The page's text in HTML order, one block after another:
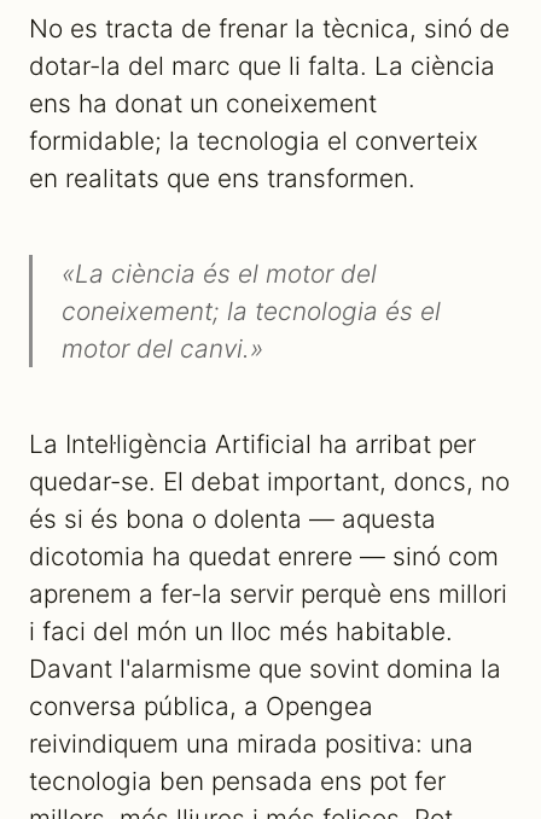
No es tracta de frenar la tècnica, sinó de
dotar-la del marc que li falta. La ciència
ens ha donat un coneixement
formidable; la tecnologia el converteix
en realitats que ens transformen.
«La ciència és el motor del
coneixement; la tecnologia és el
motor del canvi.»
La Intel·ligència Artificial ha arribat per
quedar-se. El debat important, doncs, no
és si és bona o dolenta — aquesta
dicotomia ha quedat enrere — sinó com
aprenem a fer-la servir perquè ens millori
i faci del món un lloc més habitable.
Davant l'alarmisme que sovint domina la
conversa pública, a Opengea
reivindiquem una mirada positiva: una
tecnologia ben pensada ens pot fer